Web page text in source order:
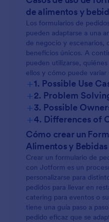
de alimentos y
Los formularios de
pueden adaptarse a una
de negocio y escenarios,
beneficios únicos. A
pueden utilizarse,
ellos y cómo puede
+1. Possible Use
+2. Problem
+3. Possible
+4. Differences of
Cómo crear un
Alimentos y Bebidas
Crear un formulario de
con Jotform es un
personalizarse para
pedidos para llevar en
catering para eventos o
tiene una guía paso a
pedido eficaz que se